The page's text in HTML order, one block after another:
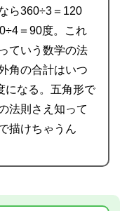
ら360÷3＝120
＝90度。これ
ていう数学の法
角の合計はいつ
になる。五角形で
法則さえ知って
描けちゃうん